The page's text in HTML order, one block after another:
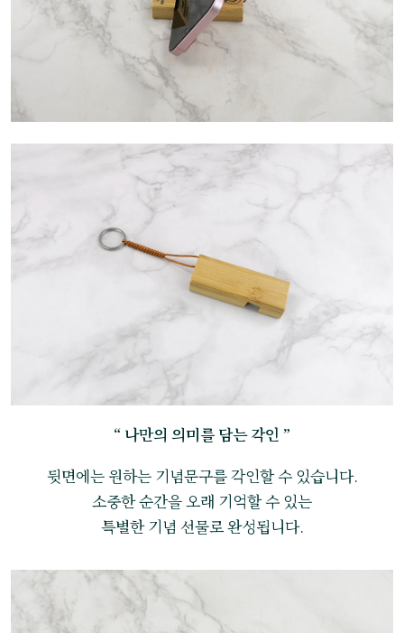
“ 나만의 의미를 담는 각인 ”
뒷면에는 원하는 기념문구를 각인할 수 있습니다.
소중한 순간을 오래 기억할 수 있는
특별한 기념 선물로 완성됩니다.